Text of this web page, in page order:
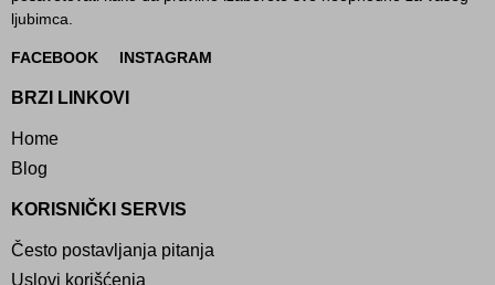
ljubimca.
FACEBOOK INSTAGRAM
BRZI LINKOVI
Home
Blog
KORISNIČKI SERVIS
Često postavljanja pitanja
Uslovi korišćenja